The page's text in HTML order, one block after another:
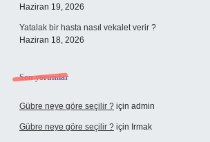
Haziran 19, 2026
Yatalak bir hasta nasıl vekalet verir ?
Haziran 18, 2026
Son yorumlar
Gübre neye göre seçilir ? için admin
Gübre neye göre seçilir ? için Irmak